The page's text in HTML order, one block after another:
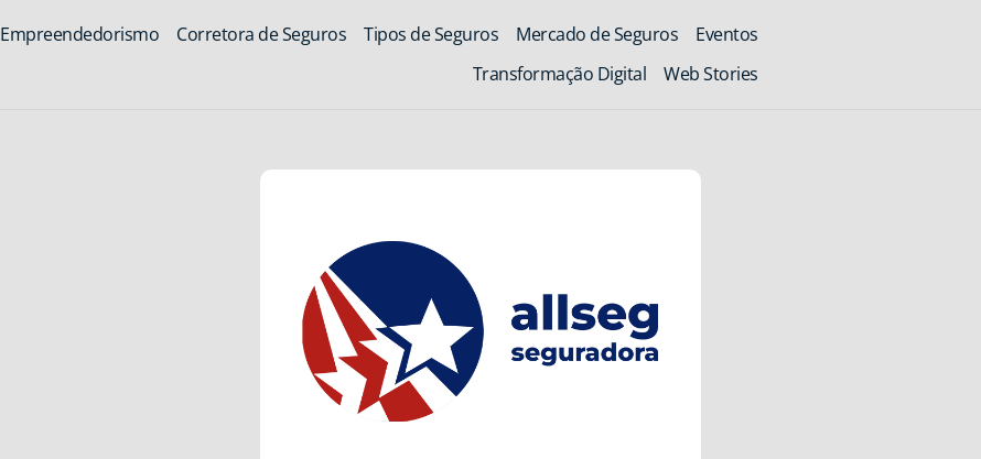
Empreendedorismo Corretora de Seguros Tipos de Seguros Mercado de Seguros
Eventos
Transformação Digital
Web Stories